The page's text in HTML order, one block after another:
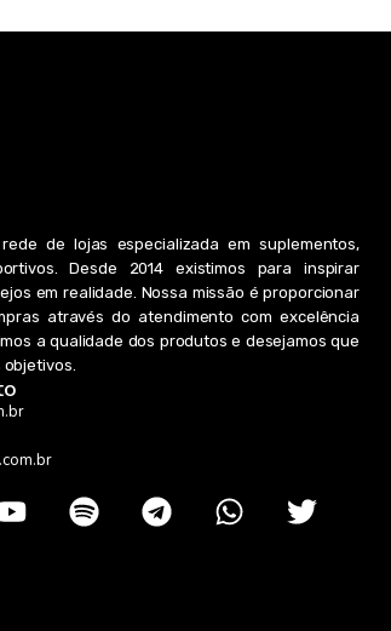
de lojas especializada em suplementos,
Desde 2014 existimos para inspirar
em realidade. Nossa missão é proporcionar
através do atendimento com excelência
a qualidade dos produtos e desejamos que